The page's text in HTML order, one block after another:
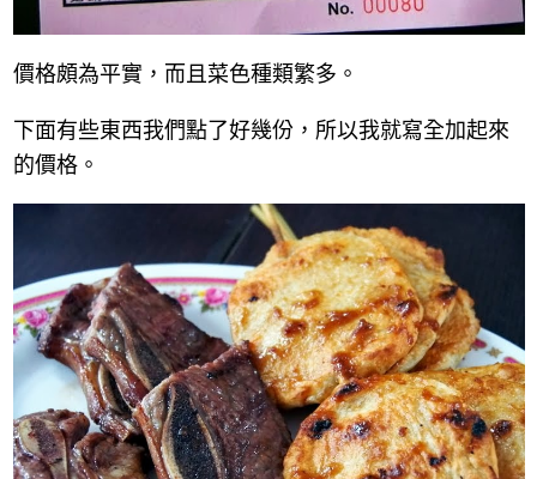
價格頗為平實，而且菜色種類繁多。
下面有些東西我們點了好幾份，所以我就寫全加起來
的價格。